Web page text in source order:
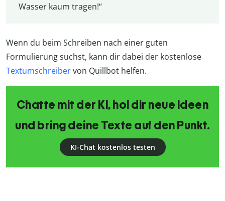
Wasser kaum tragen!“
Wenn du beim Schreiben nach einer guten
Formulierung suchst, kann dir dabei der kostenlose
Textumschreibervon Quillbot helfen.
Chatte mit der KI, hol dir neue Ideen
und bring deine Texte auf den Punkt.
KI-Chat kostenlos testen